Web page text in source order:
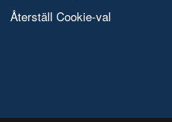
Återställ Cookie-val